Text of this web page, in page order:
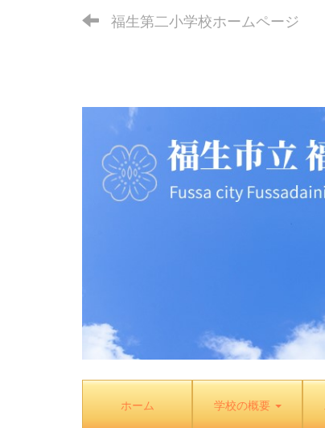
福生第二小学校ホームページ
ホーム 学校の概要